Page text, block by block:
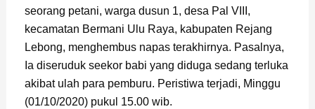
seorang petani, warga dusun 1, desa Pal VIII,
kecamatan Bermani Ulu Raya, kabupaten Rejang
Lebong, menghembus napas terakhirnya. Pasalnya,
Ia diseruduk seekor babi yang diduga sedang terluka
akibat ulah para pemburu. Peristiwa terjadi, Minggu
(01/10/2020) pukul 15.00 wib.